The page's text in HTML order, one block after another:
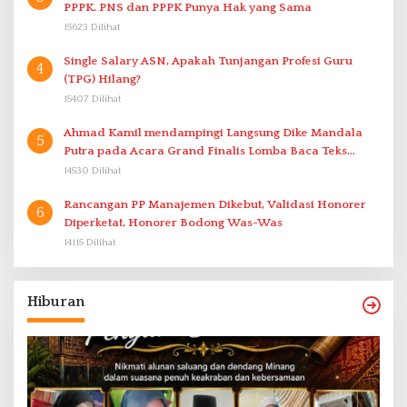
PPPK. PNS dan PPPK Punya Hak yang Sama
15623 Dilihat
4
Single Salary ASN, Apakah Tunjangan Profesi Guru
(TPG) Hilang?
15407 Dilihat
5
Ahmad Kamil mendampingi Langsung Dike Mandala
Putra pada Acara Grand Finalis Lomba Baca Teks
Proklamasi Mirip Bung Karno di Bali
14530 Dilihat
6
Rancangan PP Manajemen Dikebut, Validasi Honorer
Diperketat, Honorer Bodong Was-Was
14115 Dilihat
Hiburan